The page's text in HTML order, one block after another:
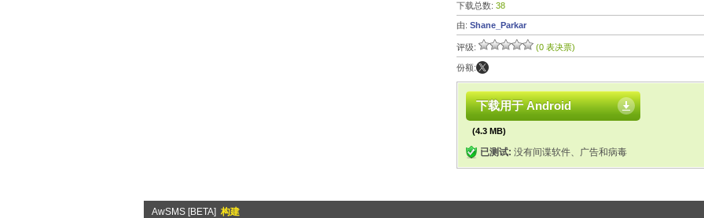
下载总数: 38
由: Shane_Parkar
评级: (0 表决票)
份额:
下载用于 Android
(4.3 MB)
已测试: 没有间谍软件、广告和病毒
AwSMS [BETA] 构建